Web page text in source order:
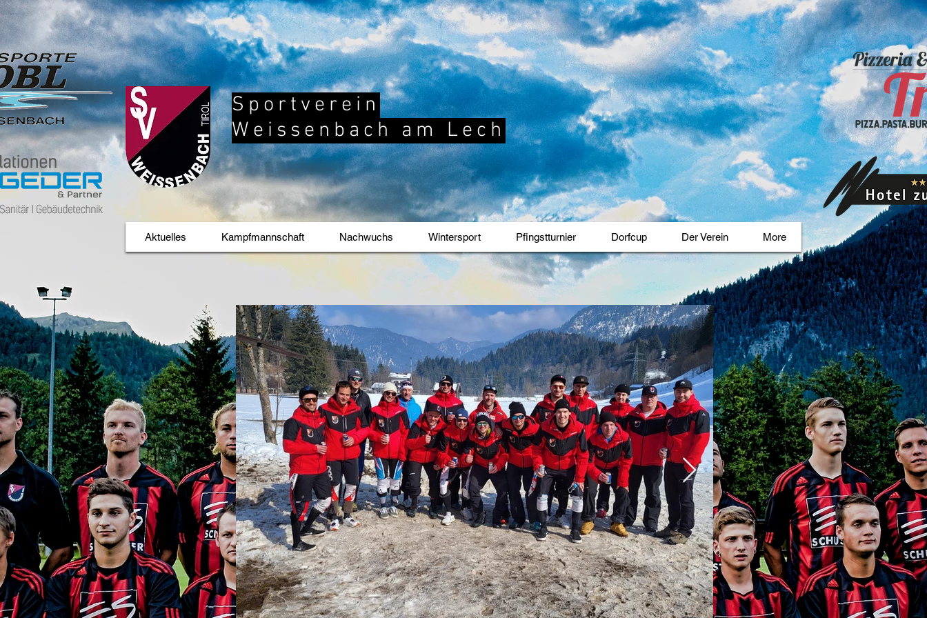
Sportverein
Weissenbach am Lech
Aktuelles Kampfmannschaft Nachwuchs Wintersport Pfingstturnier Dorfcup Der Verein More